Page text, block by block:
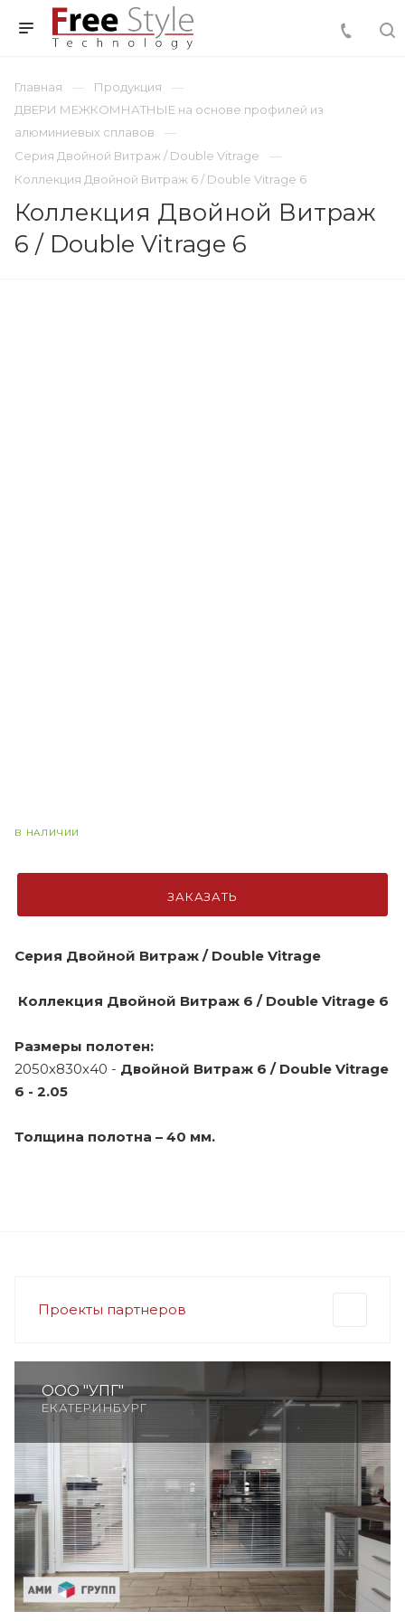
Главная
Продукция
ДВЕРИ МЕЖКОМНАТНЫЕ на основе профилей из
алюминиевых сплавов
Серия Двойной Витраж / Double Vitrage
Коллекция Двойной Витраж 6 / Double Vitrage 6
Коллекция Двойной Витраж
6 / Double Vitrage 6
В НАЛИЧИИ
ЗАКАЗАТЬ
Серия Двойной Витраж / Double Vitrage
Коллекция Двойной Витраж 6 / Double Vitrage 6
Размеры полотен:
2050х830х40 - Двойной Витраж 6 / Double Vitrage
6 - 2.05
Толщина полотна – 40 мм.
Проекты партнеров
ООО "УПГ"
ЕКАТЕРИНБУРГ